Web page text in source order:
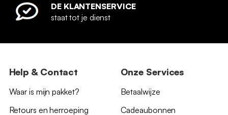
DE KLANTENSERVICE
staat tot je dienst
Help & Contact
Waar is mijn pakket?
Retours en herroeping
Onze Services
Betaalwijze
Cadeaubonnen